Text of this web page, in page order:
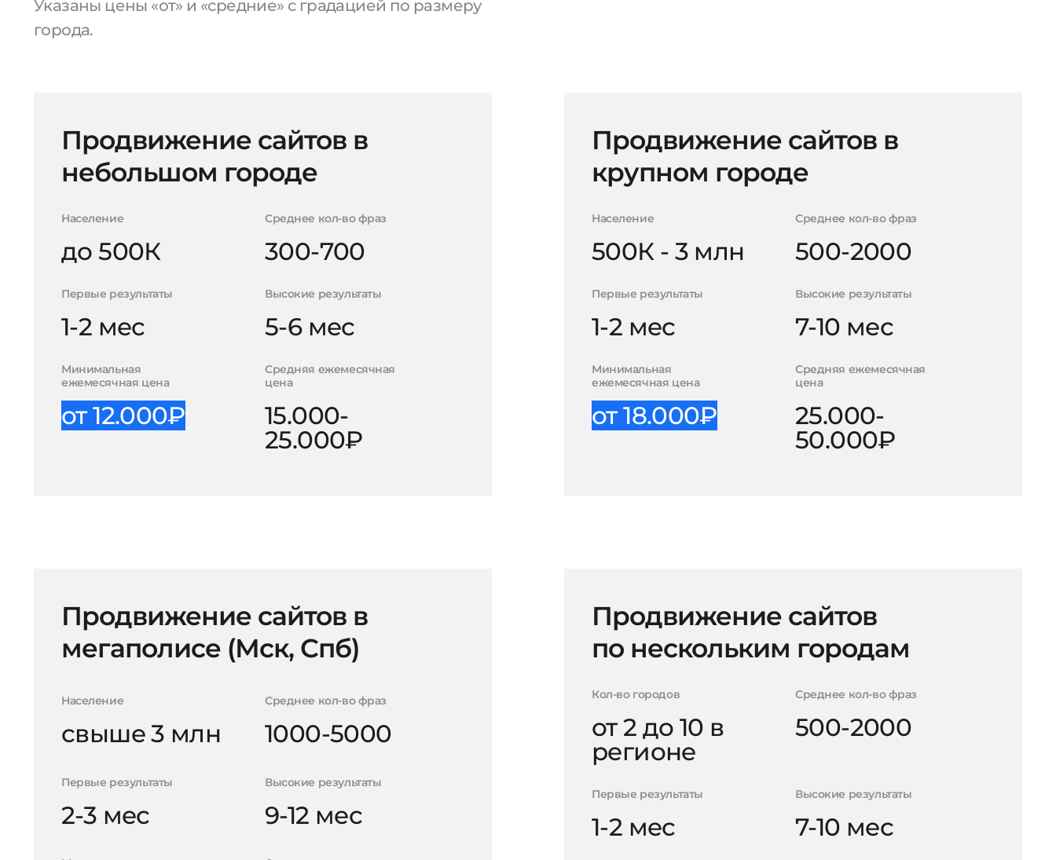
Указаны цены «от» и «средние» с градацией по размеру
города.
Продвижение сайтов в
небольшом городе
Население
до 500К
Среднее кол-во фраз
300-700
Первые результаты
1-2 мес
Высокие результаты
5-6 мес
Минимальная
ежемесячная цена
от 12.000₽
Средняя ежемесячная
цена
15.000-
25.000₽
Продвижение сайтов в
крупном городе
Население
500К - 3 млн
Среднее кол-во фраз
500-2000
Первые результаты
1-2 мес
Высокие результаты
7-10 мес
Минимальная
ежемесячная цена
от 18.000₽
Средняя ежемесячная
цена
25.000-
50.000₽
Продвижение сайтов в
мегаполисе (Мск, Спб)
Население
свыше 3 млн
Среднее кол-во фраз
1000-5000
Первые результаты
2-3 мес
Высокие результаты
9-12 мес
Продвижение сайтов
по нескольким городам
Кол-во городов
от 2 до 10 в
регионе
Среднее кол-во фраз
500-2000
Первые результаты
1-2 мес
Высокие результаты
7-10 мес